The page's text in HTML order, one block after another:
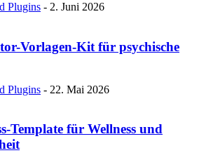
Plugins - 2. Juni 2026
Vorlagen-Kit für psychische
Plugins - 22. Mai 2026
Template für Wellness und